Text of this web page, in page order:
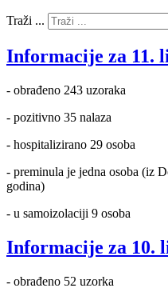
Traži ...
Informacije za 11.
- obrađeno 243 uzoraka
- pozitivno 35 nalaza
- hospitalizirano 29 osoba
- preminula je jedna osoba (iz
godina)
- u samoizolaciji 9 osoba
Informacije za 10.
- obrađeno 52 uzorka